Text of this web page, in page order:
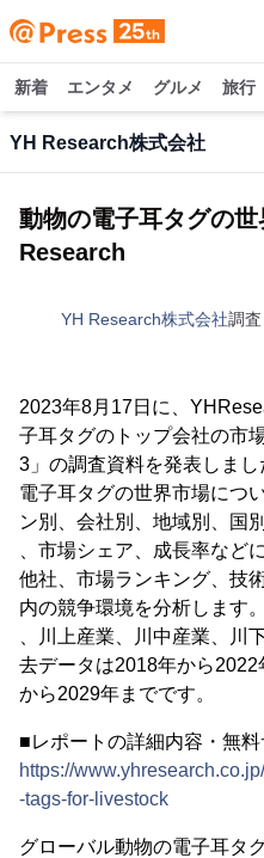
新着 エンタメ グルメ 旅行
YH Research株式会社
動物の電子耳タグの
Research
YH Research株式会社調
2023年8月17日に、
子耳タグのトップ会社の市
3」の調査資料を発表しま
電子耳タグの世界市場につ
ン別、会社別、地域別、国
、市場シェア、成長率など
他社、市場ランキング、技
内の競争環境を分析します
、川上産業、川中産業、川
去データは2018年から
から2029年までです。
■レポートの詳細内容・無
https://
-tags-for-livestock
グローバル動物の電子耳タ